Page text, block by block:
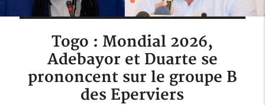
Togo : Mondial 2026,
Adebayor et Duarte se
prononcent sur le groupe B
des Eperviers